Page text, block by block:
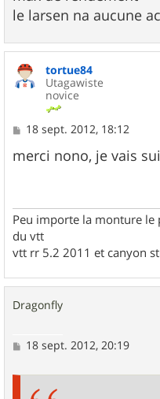
e
le larsen na aucune
tortue84
Utagawiste
novice
M
s
s
18 sept. 2012, 18:12
merci nono, je vais
Peu importe la monture le
du vtt
vtt rr 5.2 2011 et canyon
Dragonfly
M18 sept. 2012, 20:19